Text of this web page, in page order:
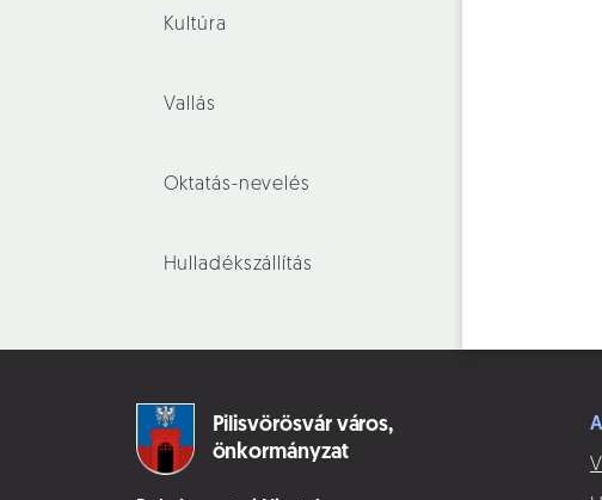
Kultúra
Vallás
Oktatás-nevelés
Hulladékszállítás
Pilisvörösvár város,
önkormányzat